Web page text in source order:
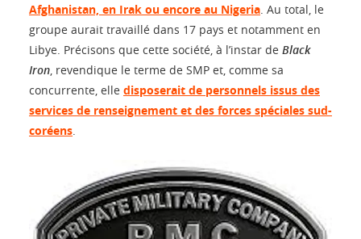
Afghanistan, en Irak ou encore au Nigeria . Au total, le
groupe aurait travaillé dans 17 pays et notamment en
Libye. Précisons que cette société, à l’instar de Black
Iron , revendique le terme de SMP et, comme sa
concurrente, elle disposerait de personnels issus des
services de renseignement et des forces spéciales sud-
coréens